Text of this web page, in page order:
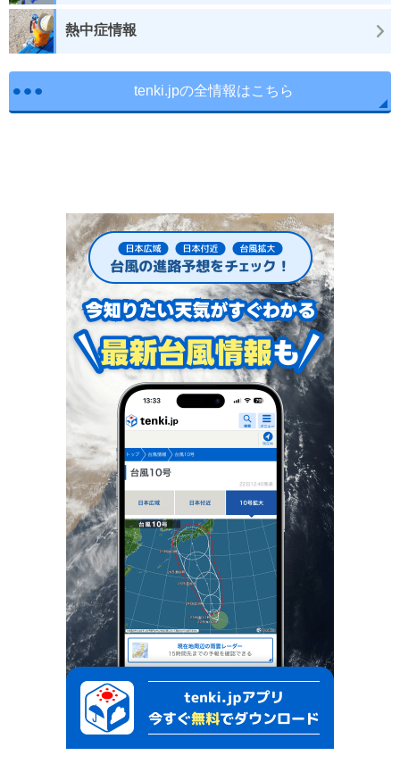
熱中症情報
tenki.jpの全情報はこちら